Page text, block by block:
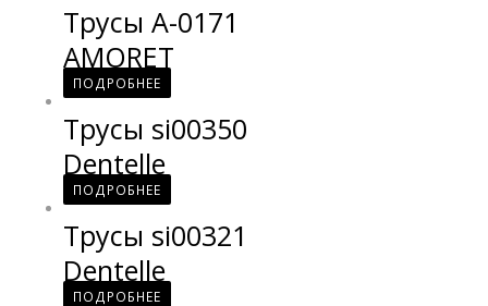
Трусы A-0171
AMORET
ПОДРОБНЕЕ
Трусы si00350
Dentelle
ПОДРОБНЕЕ
Трусы si00321
Dentelle
ПОДРОБНЕЕ